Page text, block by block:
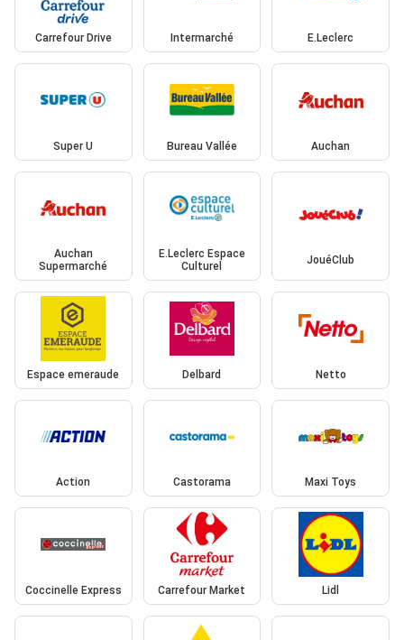
Carrefour Drive Intermarché E.Leclerc
Super U Bureau Vallée Auchan
Auchan
Supermarché
E.Leclerc Espace
Culturel
JouéClub
Espace emeraude Delbard Netto
Action Castorama Maxi Toys
Coccinelle Express Carrefour Market Lidl